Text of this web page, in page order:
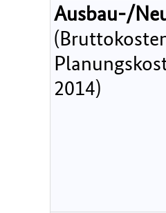
Ausbau-/
2014)